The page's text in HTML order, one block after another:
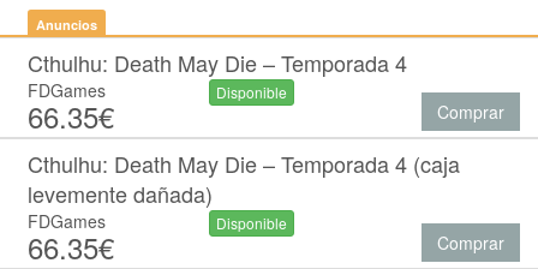
Anuncios
Cthulhu: Death May Die – Temporada 4
FDGames
66.35€
Disponible
Comprar
Cthulhu: Death May Die – Temporada 4 (caja
levemente dañada)
FDGames
66.35€
Disponible
Comprar